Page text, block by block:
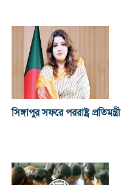
সিঙ্গাপুর সফরে পররাষ্ট্র প্রতিমন্ত্রী